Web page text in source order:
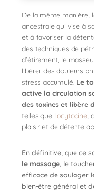
De la même manière,
ancestrale qui vise à
et à favoriser la
des techniques de
d’étirement, le
libérer des douleurs
stress accumulé. Le
active la circulation
des toxines et libère
telles que l’ocytocine,
plaisir et de détente
En définitive, que ce
le massage, le
efficace de soulager
bien-être général et